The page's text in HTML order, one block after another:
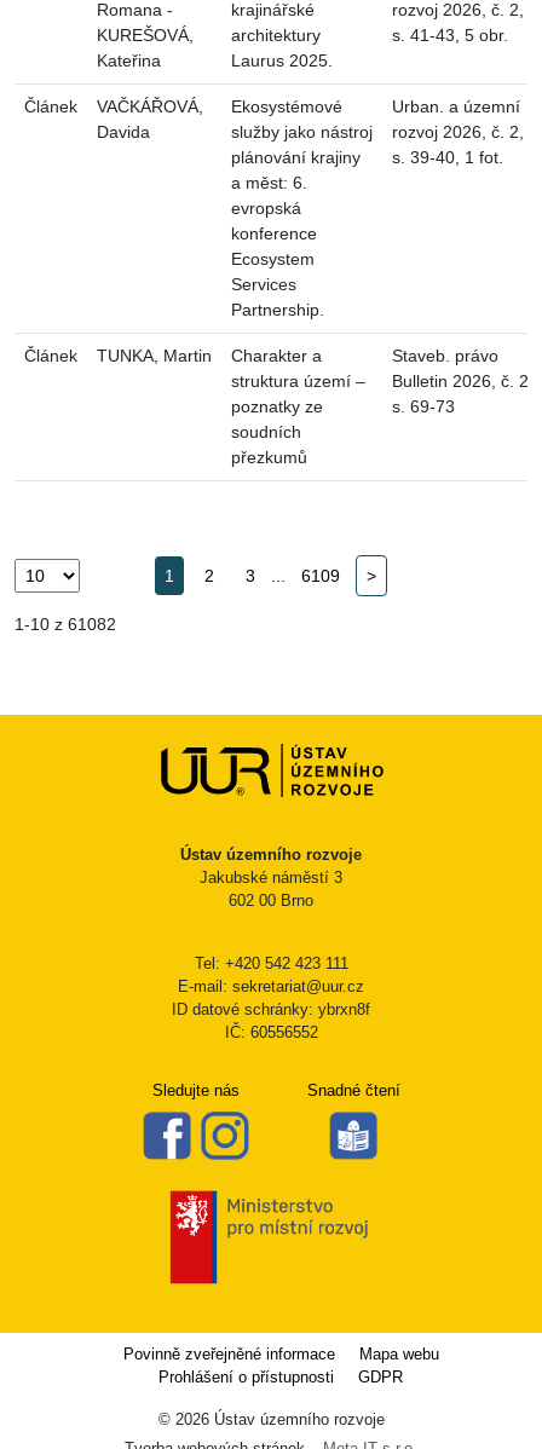
Romana -
KUREŠOVÁ,
Kateřina
krajinářské
architektury
Laurus 2025.
rozvoj 2026, č. 2,
s. 41-43, 5 obr.
Článek
VAČKÁŘOVÁ,
Davida
Ekosystémové
služby jako nástroj
plánování krajiny
a měst: 6.
evropská
konference
Ecosystem
Services
Partnership.
Urban. a územní
rozvoj 2026, č. 2,
s. 39-40, 1 fot.
Článek TUNKA, Martin
Charakter a
struktura území –
poznatky ze
soudních
přezkumů
Staveb. právo
Bulletin 2026, č. 2,
s. 69-73
1 2 3 6109 >
1-10 z 61082
Ústav územního rozvoje
Jakubské náměstí 3
602 00 Brno
Tel: +420 542 423 111
E-mail: sekretariat@uur.cz
ID datové schránky: ybrxn8f
IČ: 60556552
Sledujte nás Snadné čtení
© 2026 Ústav územního rozvoje
Povinně zveřejněné informace
Mapa webu
Prohlášení o přístupnosti
GDPR